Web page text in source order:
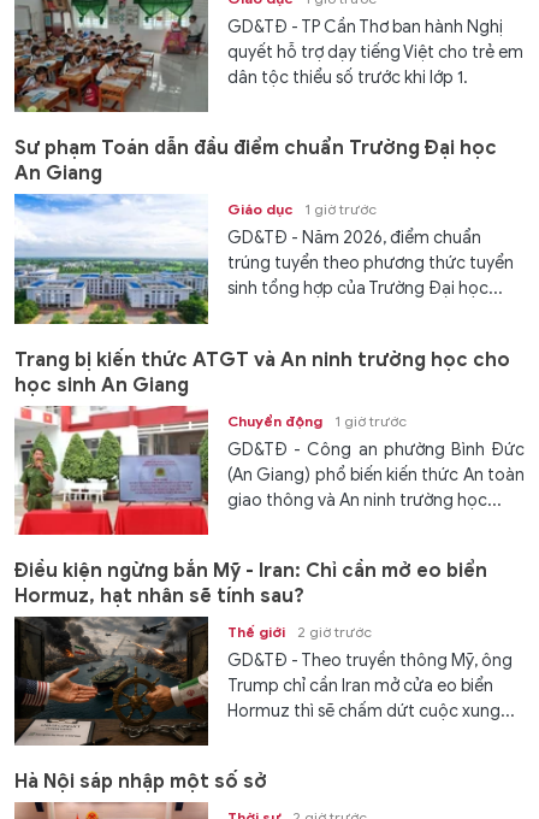
GD&TĐ - TP Cần Thơ ban hành Nghị
quyết hỗ trợ dạy tiếng Việt cho trẻ em
dân tộc thiểu số trước khi lớp 1.
Sư phạm Toán dẫn đầu điểm chuẩn Trường Đại học
An Giang
Giáo dục 1 giờ trước
GD&TĐ - Năm 2026, điểm chuẩn
trúng tuyển theo phương thức tuyển
sinh tổng hợp của Trường Đại học...
Trang bị kiến thức ATGT và An ninh trường học cho
học sinh An Giang
Chuyển động 1 giờ trước
GD&TĐ - Công an phường Bình Đức
(An Giang) phổ biến kiến thức An toàn
giao thông và An ninh trường học...
Điều kiện ngừng bắn Mỹ - Iran: Chỉ cần mở eo biển
Hormuz, hạt nhân sẽ tính sau?
Thế giới 2 giờ trước
GD&TĐ - Theo truyền thông Mỹ, ông
Trump chỉ cần Iran mở cửa eo biển
Hormuz thì sẽ chấm dứt cuộc xung...
Hà Nội sáp nhập một số sở